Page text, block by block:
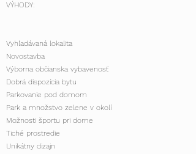
VÝHODY:
Vyhľadávaná lokalita
Novostavba
Výborna občianska vybavenosť
Dobrá dispozícia bytu
Parkovanie pod domom
Park a množstvo zelene v okolí
Možnosti športu pri dome
Tiché prostredie
Unikátny dizajn